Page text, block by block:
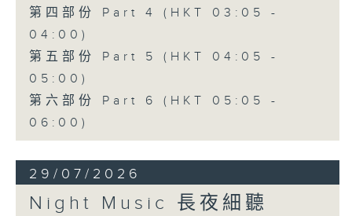
第四部份 Part 4 (HKT 03:05 -
04:00)
第五部份 Part 5 (HKT 04:05 -
05:00)
第六部份 Part 6 (HKT 05:05 -
06:00)
29/07/2026
Night Music 長夜細聽